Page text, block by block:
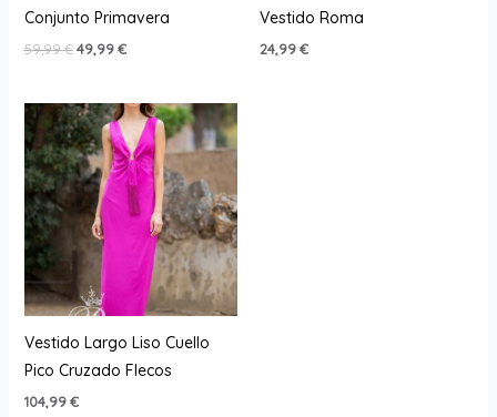
Conjunto Primavera
59,99€ El
era:
59,99 €.
49,99€El
es:
49,99 €.
Vestido Roma
24,99€
Vestido Largo Liso Cuello
Pico Cruzado Flecos
104,99€